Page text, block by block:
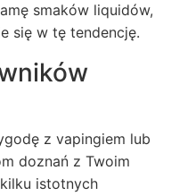
smaków liquidów,
się w tę tendencję.
z vapingiem lub
doznań z Twoim
istotnych